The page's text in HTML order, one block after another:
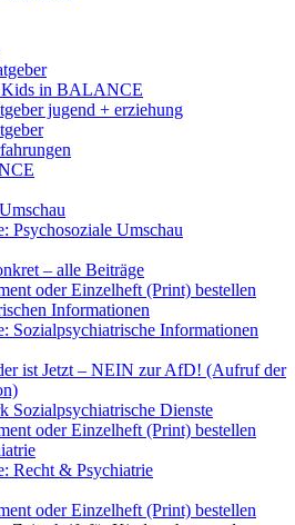
Kids in BALANCE
jugend + erziehung
Psychosoziale Umschau
– alle Beiträge
oder Einzelheft (Print) bestellen
Informationen
Sozialpsychiatrische Informationen
ist Jetzt – NEIN zur AfD! (Aufruf der
Sozialpsychiatrische Dienste
oder Einzelheft (Print) bestellen
Recht & Psychiatrie
oder Einzelheft (Print) bestellen